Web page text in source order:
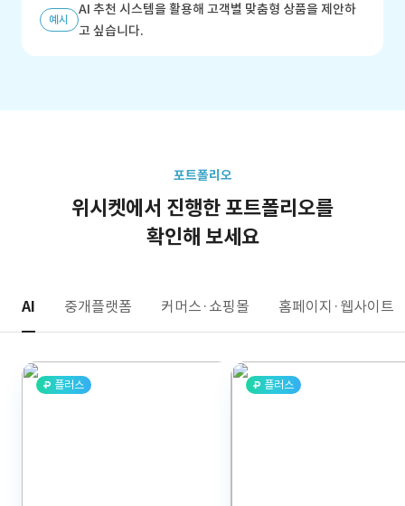
예시
AI 추천 시스템을 활용해 고객별 맞춤형 상품을 제안하
고 싶습니다.
포트폴리오
위시켓에서 진행한 포트폴리오를
확인해 보세요
AI 중개플랫폼 커머스·쇼핑몰 홈페이지·웹사이트
플러스 플러스